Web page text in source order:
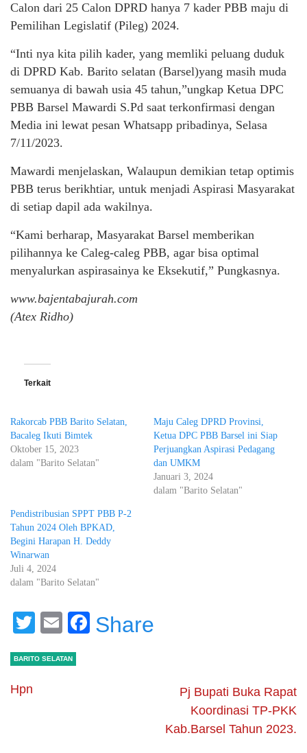
Calon dari 25 Calon DPRD hanya 7 kader PBB maju di
Pemilihan Legislatif (Pileg) 2024.
“Inti nya kita pilih kader, yang memliki peluang duduk
di DPRD Kab. Barito selatan (Barsel)yang masih muda
semuanya di bawah usia 45 tahun,”ungkap Ketua DPC
PBB Barsel Mawardi S.Pd saat terkonfirmasi dengan
Media ini lewat pesan Whatsapp pribadinya, Selasa
7/11/2023.
Mawardi menjelaskan, Walaupun demikian tetap optimis
PBB terus berikhtiar, untuk menjadi Aspirasi Masyarakat
di setiap dapil ada wakilnya.
“Kami berharap, Masyarakat Barsel memberikan
pilihannya ke Caleg-caleg PBB, agar bisa optimal
menyalurkan aspirasainya ke Eksekutif,” Pungkasnya.
www.bajentabajurah.com
(Atex Ridho)
Terkait
Rakorcab PBB Barito Selatan,
Bacaleg Ikuti Bimtek
Oktober 15, 2023
dalam "Barito Selatan"
Maju Caleg DPRD Provinsi,
Ketua DPC PBB Barsel ini Siap
Perjuangkan Aspirasi Pedagang
dan UMKM
Januari 3, 2024
dalam "Barito Selatan"
Pendistribusian SPPT PBB P-2
Tahun 2024 Oleh BPKAD,
Begini Harapan H. Deddy
Winarwan
Juli 4, 2024
dalam "Barito Selatan"
Twitter
EmailFacebook
Share
BARITO SELATAN
Hpn
Pj Bupati Buka Rapat
Koordinasi TP-PKK
Kab.Barsel Tahun 2023.